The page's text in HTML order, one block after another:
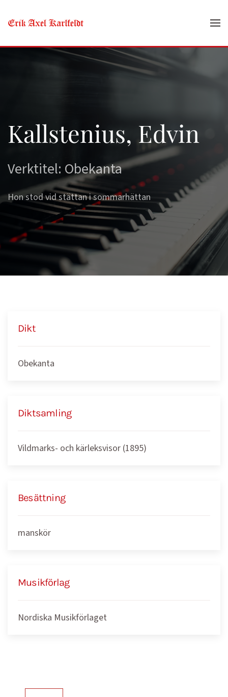
Skip to main content
Kallstenius, Edvin
Verktitel: Obekanta
Hon stod vid stättan i sommarhättan
Dikt
Obekanta
Diktsamling
Vildmarks- och kärleksvisor (1895)
Besättning
manskör
Musikförlag
Nordiska Musikförlaget